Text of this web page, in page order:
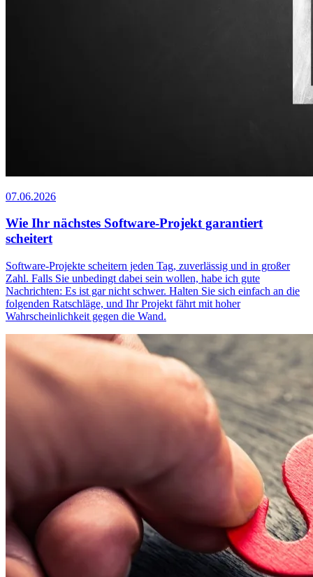
07.06.2026
Wie Ihr nächstes Software-Projekt garantiert
scheitert
Software-Projekte scheitern jeden Tag, zuverlässig und in großer
Zahl. Falls Sie unbedingt dabei sein wollen, habe ich gute
Nachrichten: Es ist gar nicht schwer. Halten Sie sich einfach an die
folgenden Ratschläge, und Ihr Projekt fährt mit hoher
Wahrscheinlichkeit gegen die Wand.